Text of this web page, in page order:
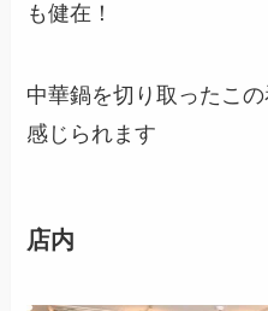
も健在！
中華鍋を切り取ったこ
感じられます
店内